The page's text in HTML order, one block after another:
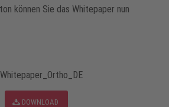
können Sie das Whitepaper nun
DOWNLOAD